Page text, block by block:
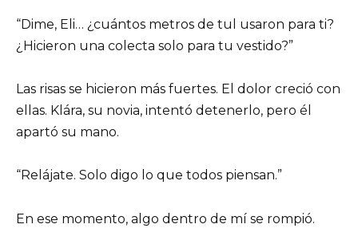
“Dime, Eli… ¿cuántos metros de tul usaron para ti?
¿Hicieron una colecta solo para tu vestido?”
Las risas se hicieron más fuertes. El dolor creció con
ellas. Klára, su novia, intentó detenerlo, pero él
apartó su mano.
“Relájate. Solo digo lo que todos piensan.”
En ese momento, algo dentro de mí se rompió.